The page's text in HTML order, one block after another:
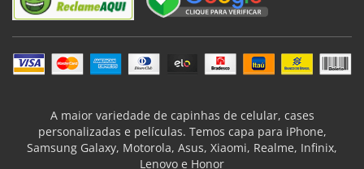
A maior variedade de capinhas de celular, cases
personalizadas e películas. Temos capa para iPhone,
Samsung Galaxy, Motorola, Asus, Xiaomi, Realme, Infinix,
Lenovo e Honor